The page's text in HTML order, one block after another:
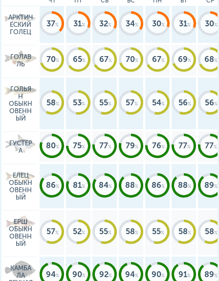
АРКТИЧ
ЕСКИЙ
ГОЛЕЦ
37 31 32 34 30 31 30
ГОЛАВ
ЛЬ
70 65 67 70 67 69 68
ГОЛЬЯ
Н
ОБЫКН
ОВЕНН
ЫЙ
58 53 55 57 54 56 56
ГУСТЕР
А
80 75 77 79 76 77 77
ЕЛЕЦ
ОБЫКН
ОВЕНН
ЫЙ
86 81 84 88 86 88 89
ЕРШ
ОБЫКН
ОВЕНН
ЫЙ
57 52 55 58 55 58 58
КАМБА
ЛА
94 90 92 94 90 91 89